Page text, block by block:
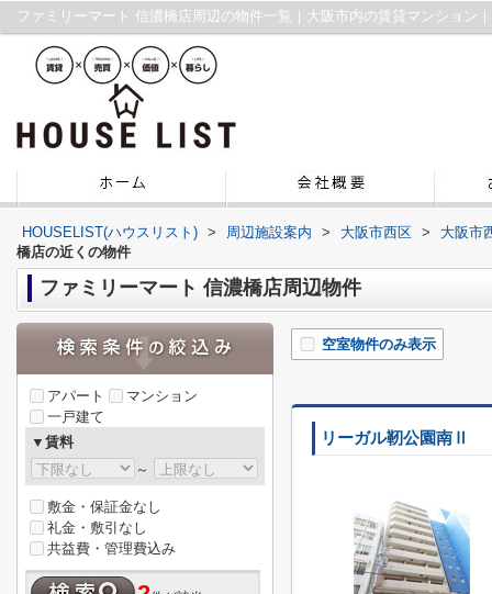
ファミリーマート 信濃橋店周辺の物件一覧｜大阪市内の賃貸マンション
HOUSELIST(ハウスリスト) > 周辺施設案内 > 大阪市西区 >
大阪市
橋店の近くの物件
ファミリーマート 信濃橋店周辺物件
空室物件のみ表示
リーガル靭公園南Ⅱ
アパート
マンション
一戸建て
▼賃料
～
敷金・保証金なし
礼金・敷引なし
共益費・管理費込み